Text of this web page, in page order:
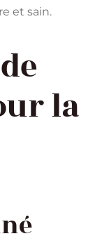
et sain.
la